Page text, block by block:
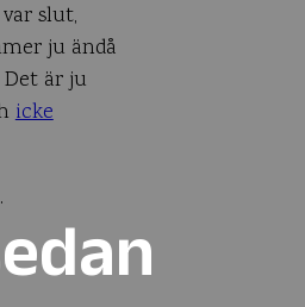
slut,
ju ändå
är ju
icke